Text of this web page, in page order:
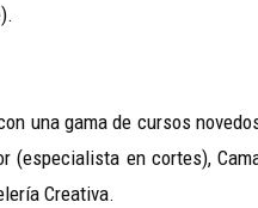
una gama de cursos
(especialista en cortes),
Creativa.